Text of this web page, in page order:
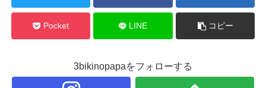
Pocket LINE コピー
3bikinopapaをフォローする